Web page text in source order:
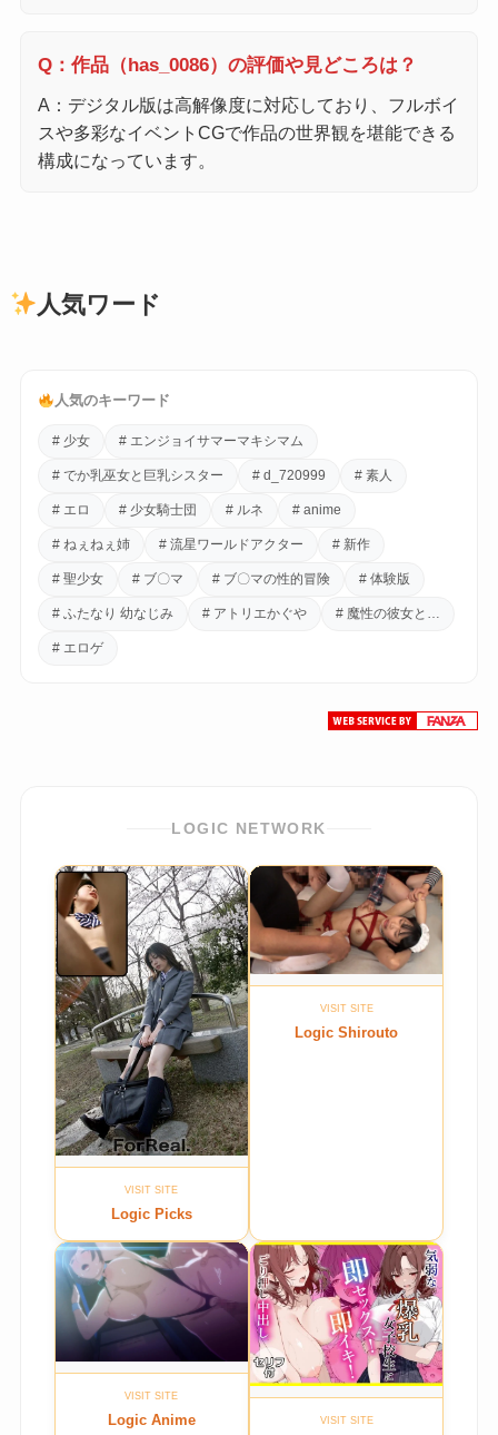
Q：作品（has_0086）の評価や見どころは？
A：デジタル版は高解像度に対応しており、フルボイ
スや多彩なイベントCGで作品の世界観を堪能できる
構成になっています。
人気ワード
人気のキーワード
# 少女 # エンジョイサマーマキシマム
# でか乳巫女と巨乳シスター # d_720999 # 素人
# エロ # 少女騎士団 # ルネ # anime
# ねぇねぇ姉 # 流星ワールドアクター # 新作
# 聖少女 # ブ〇マ # ブ〇マの性的冒険 # 体験版
# ふたなり 幼なじみ # アトリエかぐや # 魔性の彼女と…
# エロゲ
LOGIC NETWORK
VISIT SITE
Logic Picks
VISIT SITE
Logic Shirouto
VISIT SITE
Logic Anime VISIT SITE